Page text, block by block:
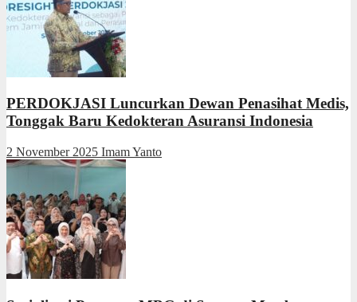
PERDOKJASI Luncurkan Dewan Penasihat Medis,
Tonggak Baru Kedokteran Asuransi Indonesia
2 November 2025 Imam Yanto